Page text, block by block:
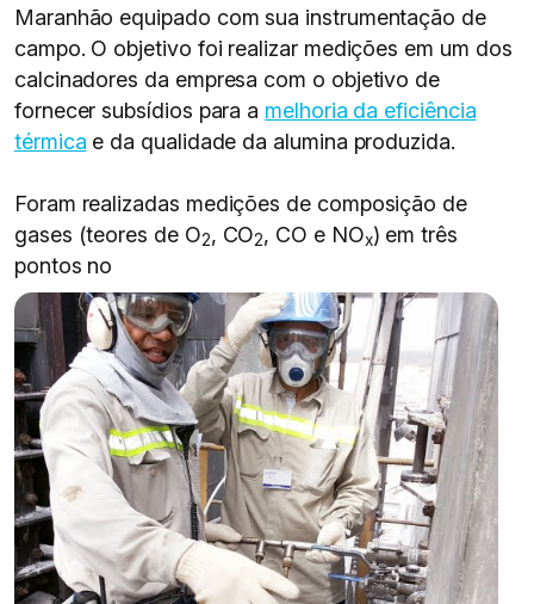
Maranhão equipado com sua instrumentação de
campo. O objetivo foi realizar medições em um dos
calcinadores da empresa com o objetivo de
fornecer subsídios para a melhoria da eficiência
térmica e da qualidade da alumina produzida.
Foram realizadas medições de composição de
gases (teores de O2, CO2, CO e NOx) em três
pontos no